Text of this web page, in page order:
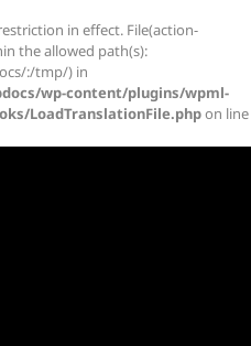
in effect. File(action-
the allowed path(s):
:/tmp/) in
wp-content/plugins/wpml-
LoadTranslationFile.phpon line